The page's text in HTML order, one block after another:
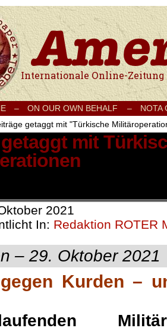
Internationale Onlinezeitung für Frieden,
– ON OUR OWN BEHALF –
NOTA
getaggt mit "Türkische
mit
2021
In: Redaktion ROTER
– 29. Oktober 2021
Kurden –